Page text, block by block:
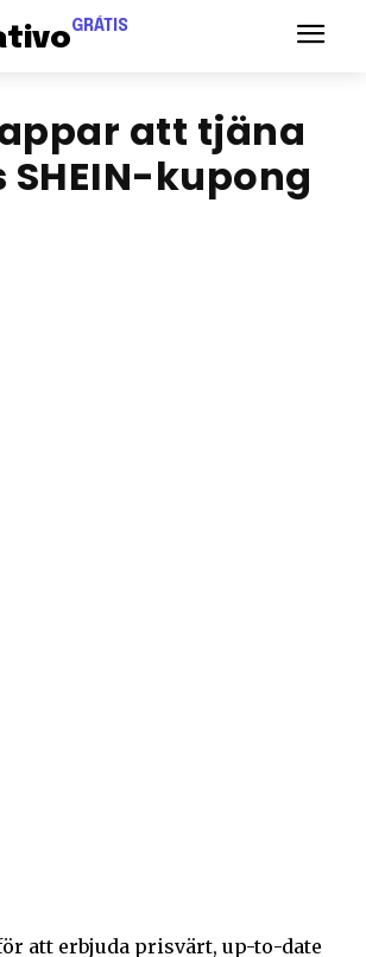
GRÁTIS
att tjäna
kupong
att erbjuda prisvärt, up-to-date